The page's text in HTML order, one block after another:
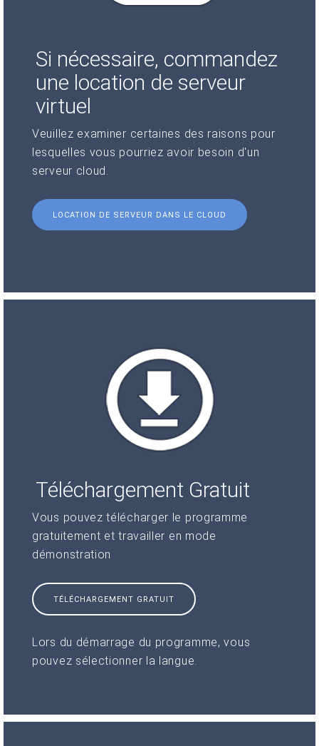
Si nécessaire, commandez
une location de serveur
virtuel
Veuillez examiner certaines des raisons pour
lesquelles vous pourriez avoir besoin d'un
serveur cloud.
LOCATION DE SERVEUR DANS LE CLOUD
Téléchargement Gratuit
Vous pouvez télécharger le programme
gratuitement et travailler en mode
démonstration
TÉLÉCHARGEMENT GRATUIT
Lors du démarrage du programme, vous
pouvez sélectionner la langue.